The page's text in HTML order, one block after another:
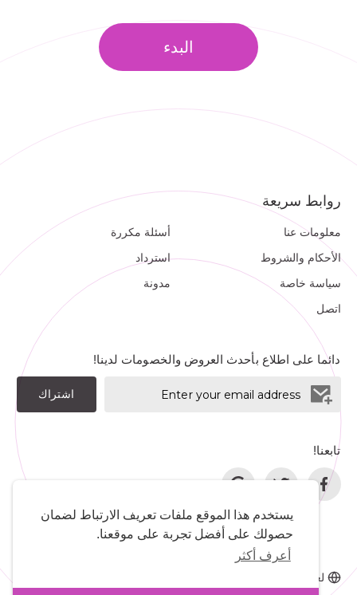
يستخدم هذا الموقع ملفات تعريف الارتباط لضمان
حصولك على أفضل تجربة على موقعنا.
أعرف أكثر
البدء
روابط سريعة
معلومات عنا
الأحكام والشروط
سياسة خاصة
اتصل
أسئلة مكررة
استرداد
مدونة
دائما على اطلاع بأحدث العروض والخصومات لدينا!
اشتراك
تابعنا!
لغة